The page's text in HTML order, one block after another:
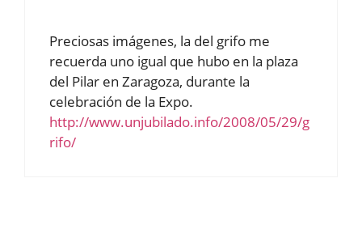
Preciosas imágenes, la del grifo me
recuerda uno igual que hubo en la plaza
del Pilar en Zaragoza, durante la
celebración de la Expo.
http://www.unjubilado.info/2008/05/29/g
rifo/